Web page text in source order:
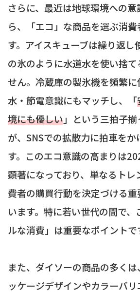
さらに、最近は地球環境への
ら、「エコ」な商品を選ぶ消
す。アイスキューブは繰り返し
の氷のように水道水を使い捨
せん。冷蔵庫の製氷機を頻繁
水・節電意識にもマッチし、「
境にも優しい」という三拍子
が、SNSでの拡散力に拍車を
す。このエコ意識の高まりは
顕著になっており、単なるトレ
費者の購買行動を決定づける重
います。特に若い世代の間で
ルな消費」は重要なポイントで
また、ダイソーの商品の多く
ッケージデザインやカラーバ